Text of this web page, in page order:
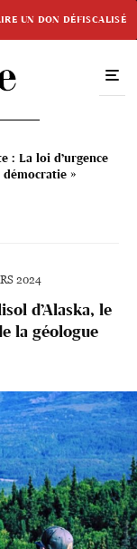
UN DON DÉFISCALISÉ
: La loi d’urgence
»
2024
d’Alaska, le
la géologue